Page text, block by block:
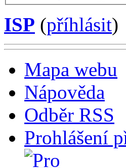
ISP (příhlásit)
Mapa webu
Nápověda
Odběr RSS
Prohlášení